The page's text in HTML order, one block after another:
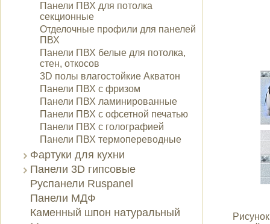
Панели ПВХ для потолка
секционные
Отделочные профили для панелей
ПВХ
Панели ПВХ белые для потолка,
стен, откосов
3D полы влагостойкие Акватон
Панели ПВХ с фризом
Панели ПВХ ламинированные
Панели ПВХ с офсетной печатью
Панели ПВХ с голографией
Панели ПВХ термопереводные
Фартуки для кухни
Панели 3D гипсовые
Руспанели Ruspanel
Панели МДФ
Каменный шпон натуральный